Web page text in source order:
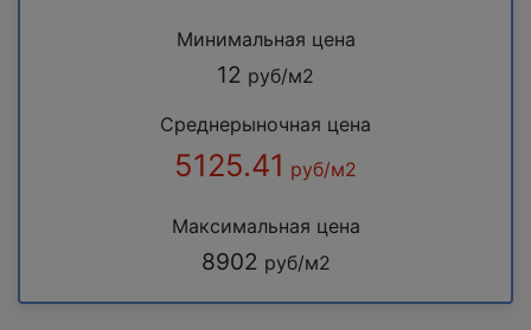
Минимальная цена
12 руб/м2
Среднерыночная цена
5125.41 руб/м2
Максимальная цена
8902 руб/м2